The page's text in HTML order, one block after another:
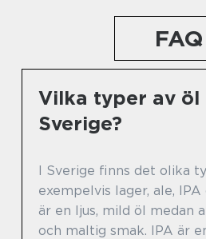
FAQ
Vilka typer av öl
Sverige?
I Sverige finns det olika
exempelvis lager, ale,
är en ljus, mild öl medan
och maltig smak. IPA är